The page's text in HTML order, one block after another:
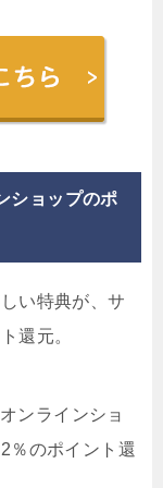
ショップのポ
い特典が、サ
還元。
ンラインショ
2％のポイント還